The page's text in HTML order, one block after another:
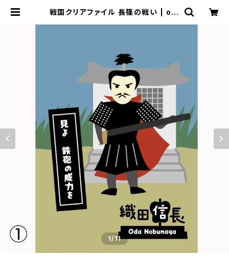
戦国クリアファイル 長篠の戦い | onl
1/11